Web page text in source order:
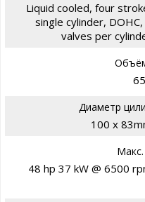
Liquid cooled, four
single cylinder,
valves per
Диаметр
100 x
48 hp 37 kW @ 6500